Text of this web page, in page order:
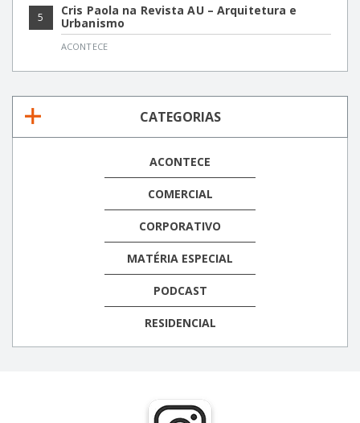
5
Cris Paola na Revista AU – Arquitetura e
Urbanismo
ACONTECE
CATEGORIAS
ACONTECE
COMERCIAL
CORPORATIVO
MATÉRIA ESPECIAL
PODCAST
RESIDENCIAL